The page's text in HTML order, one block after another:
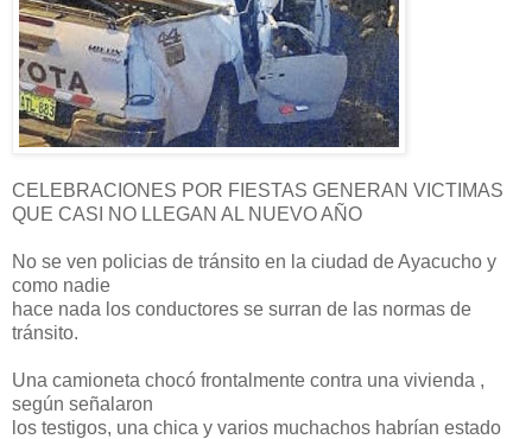
CELEBRACIONES POR FIESTAS GENERAN VICTIMAS
QUE CASI NO LLEGAN AL NUEVO AÑO
No se ven policias de tránsito en la ciudad de Ayacucho y
como nadie
hace nada los conductores se surran de las normas de
tránsito.
Una camioneta chocó frontalmente contra una vivienda ,
según señalaron
los testigos, una chica y varios muchachos habrían estado